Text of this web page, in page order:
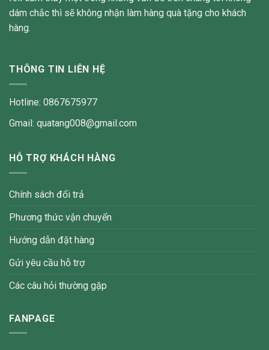
dám chắc thì sẽ không nhận làm hàng quà tặng cho khách
hàng.
THÔNG TIN LIÊN HỆ
Hotline: 0867675977
Gmail: quatang008@gmail.com
HỖ TRỢ KHÁCH HÀNG
Chính sách đổi trả
Phương thức vận chuyển
Hướng dẫn đặt hàng
Gửi yêu cầu hỗ trợ
Các câu hỏi thường gặp
FANPAGE